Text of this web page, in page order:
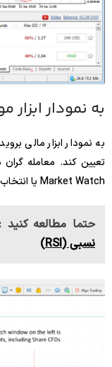
به نمودار
به نمودار ابزار مالی
تعیین کند. معامله گران
Market Watch یا انتخاب آن از بین سازهای مورد علاقه خود انجام دهند.
حتما مطالعه کنید :
نسبی (RSI)